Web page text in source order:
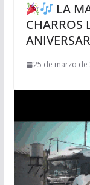
LA
CHARROS
25 de marzo de